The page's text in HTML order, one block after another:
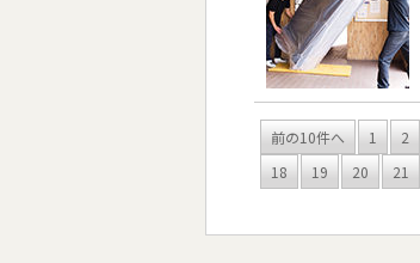
前の10件へ 1 2
18
19 20 21